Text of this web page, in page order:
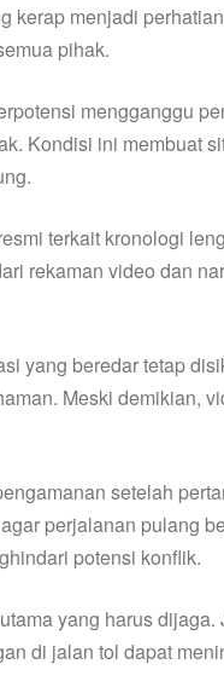
kerap menjadi
pihak.
mengganggu
Kondisi ini membuat
terkait kronologi
rekaman video dan
yang beredar tetap
Meski demikian,
setelah
perjalanan pulang
potensi konflik.
yang harus
di jalan tol dapat